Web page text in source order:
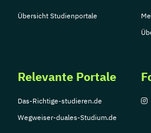
Übersicht Studienportale
Relevante Portale
Das-Richtige-studieren.de
Wegweiser-duales-Studium.de